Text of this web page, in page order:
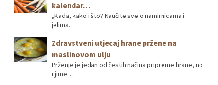
kalendar…
„Kada, kako i što? Naučite sve o namirnicama i
jelima…
Zdravstveni utjecaj hrane pržene na
maslinovom ulju
Prženje je jedan od čestih načina pripreme hrane, no
njime…